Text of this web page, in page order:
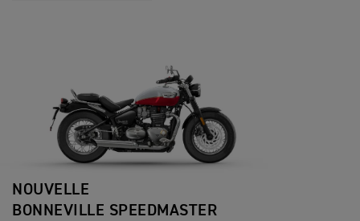
NOUVELLE
BONNEVILLE SPEEDMASTER